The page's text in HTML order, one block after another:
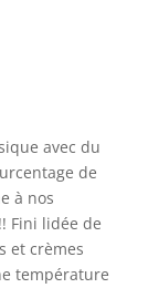
avec du
de
à nos
Fini lidée de
et crèmes
température